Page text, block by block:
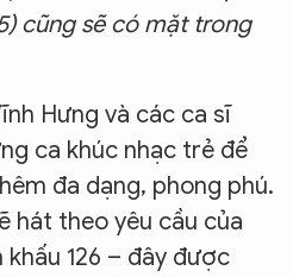
cũng sẽ có mặt trong
Hưng và các ca sĩ
ca khúc nhạc trẻ để
đa dạng, phong phú.
hát theo yêu cầu của
126 – đây được